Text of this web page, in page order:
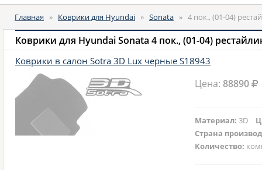
Главная » Коврики для Hyundai » Sonata » 4 пок., (01-04)
Коврики для Hyundai Sonata 4 пок., (01-04)
Коврики в салон Sotra 3D Lux черные S18943
Цена:88890
Материал:3D
Страна
Количество: